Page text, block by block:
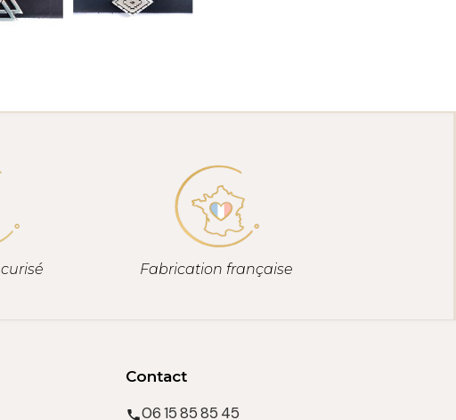
Fabrication française
Contact
06 15 85 85 45